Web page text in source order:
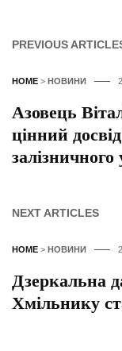
PREVIOUS
HOME > НОВИНИ
Азовець
цінний
NEXT ARTICLES
HOME > НОВИНИ
Дзеркальна
Хмільнику